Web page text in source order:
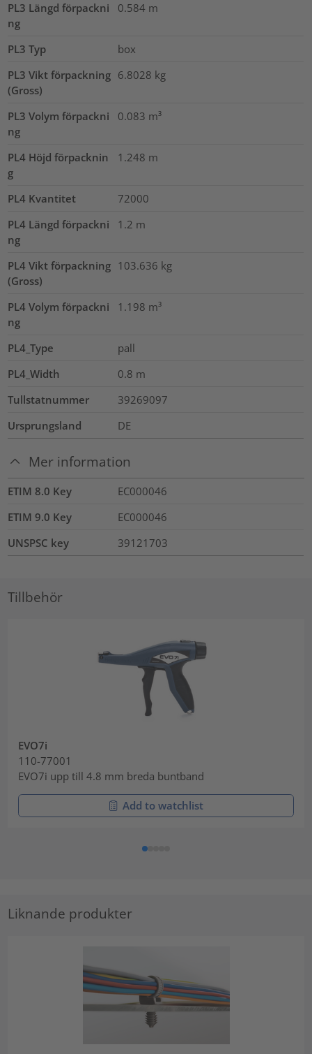
PL3 Längd förpackni
ng
0.584 m
PL3 Typ
box
PL3 Vikt förpackning
(Gross)
6.8028 kg
PL3 Volym förpackni
ng
0.083 m³
PL4 Höjd förpacknin
g
1.248 m
PL4 Kvantitet
72000
PL4 Längd förpackni
ng
1.2 m
PL4 Vikt förpackning
(Gross)
103.636 kg
PL4 Volym förpackni
ng
1.198 m³
PL4_Type
pall
PL4_Width
0.8 m
Tullstatnummer
39269097
Ursprungsland
DE
Mer information
ETIM 8.0 Key
EC000046
ETIM 9.0 Key
EC000046
UNSPSC key
39121703
Tillbehör
EVO7i
110-77001
EVO7i upp till 4.8 mm breda buntband
Add to watchlist
Liknande produkter